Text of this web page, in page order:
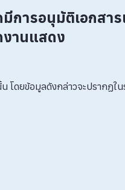
ารอนุมัติเอกสา
านแสดง
น โดยข้อมูลดังกล่าวจะปรากฏใ